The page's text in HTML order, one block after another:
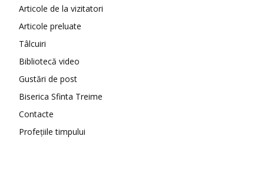
Articole de la vizitatori
Articole preluate
Tâlcuiri
Bibliotecă video
Gustări de post
Biserica Sfinta Treime
Contacte
Profețiile timpului